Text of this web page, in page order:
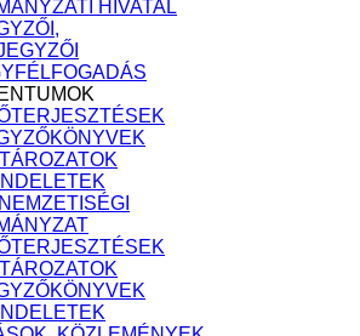
HIVATAL